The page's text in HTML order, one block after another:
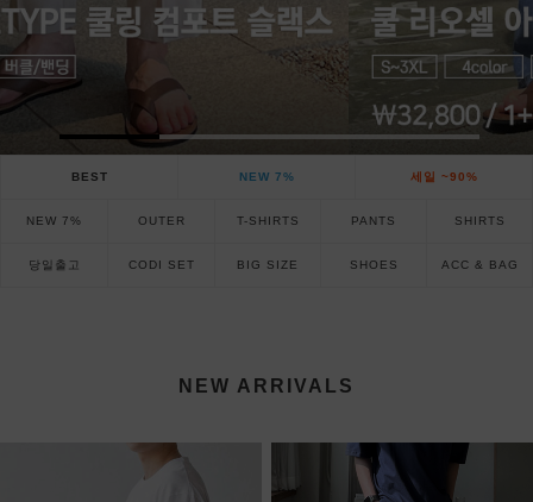
BEST NEW 7% 세일 ~90%
NEW 7% OUTER T-SHIRTS PANTS SHIRTS
당일출고 CODI SET BIG SIZE SHOES ACC & BAG
NEW ARRIVALS